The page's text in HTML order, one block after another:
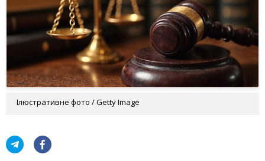
Ілюстративне фото / Getty Image